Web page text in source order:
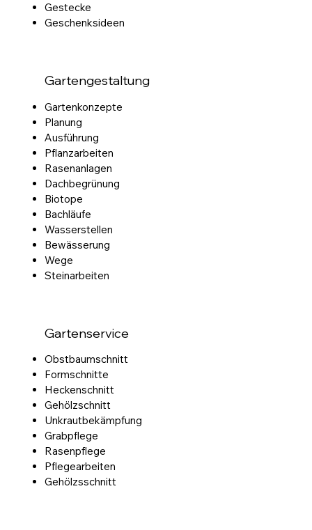
Gestecke
Geschenksideen
Gartengestaltung
Gartenkonzepte
Planung
Ausführung
Pflanzarbeiten
Rasenanlagen
Dachbegrünung
Biotope
Bachläufe
Wasserstellen
Bewässerung
Wege
Steinarbeiten
Gartenservice
Obstbaumschnitt
Formschnitte
Heckenschnitt
Gehölzschnitt
Unkrautbekämpfung
Grabpflege
Rasenpflege
Pflegearbeiten
Gehölzsschnitt